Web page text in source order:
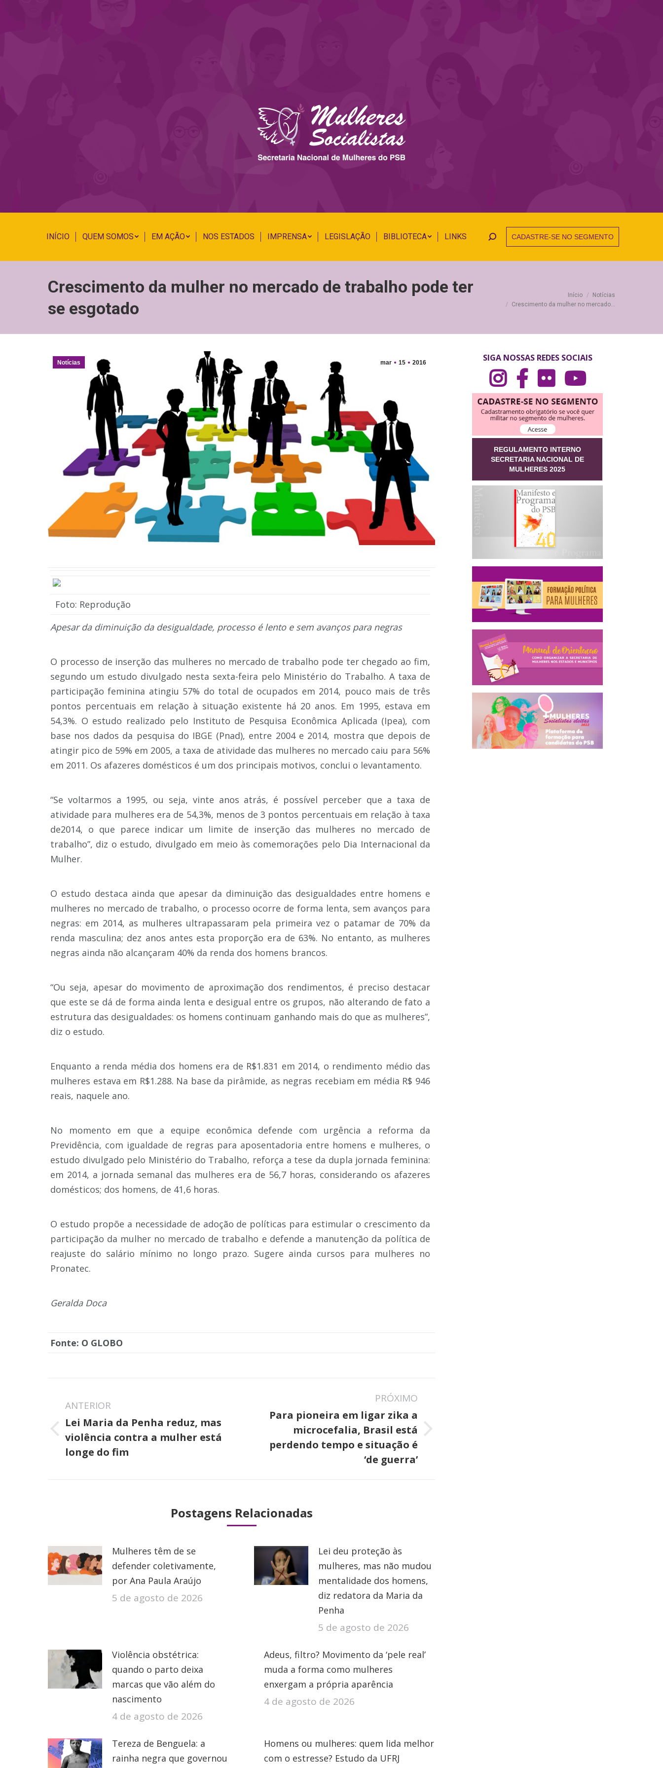
INÍCIO QUEM SOMOS EM AÇÃO NOS ESTADOS IMPRENSA LEGISLAÇÃO BIBLIOTECA LINKS Search:CADASTRE-SE NO SEGMENTO
Crescimento da mulher no mercado de trabalho pode ter
se esgotado
Início
Notícias
Crescimento da mulher no mercado…
mar 15 2016
Notícias
Foto: Reprodução
Apesar da diminuição da desigualdade, processo é lento e sem avanços para negras
O processo de inserção das mulheres no mercado de trabalho pode ter chegado ao fim,
segundo um estudo divulgado nesta sexta-feira pelo Ministério do Trabalho. A taxa de
participação feminina atingiu 57% do total de ocupados em 2014, pouco mais de três
pontos percentuais em relação à situação existente há 20 anos. Em 1995, estava em
54,3%. O estudo realizado pelo Instituto de Pesquisa Econômica Aplicada (Ipea), com
base nos dados da pesquisa do IBGE (Pnad), entre 2004 e 2014, mostra que depois de
atingir pico de 59% em 2005, a taxa de atividade das mulheres no mercado caiu para 56%
em 2011. Os afazeres domésticos é um dos principais motivos, conclui o levantamento.
“Se voltarmos a 1995, ou seja, vinte anos atrás, é possível perceber que a taxa de
atividade para mulheres era de 54,3%, menos de 3 pontos percentuais em relação à taxa
de2014, o que parece indicar um limite de inserção das mulheres no mercado de
trabalho”, diz o estudo, divulgado em meio às comemorações pelo Dia Internacional da
Mulher.
O estudo destaca ainda que apesar da diminuição das desigualdades entre homens e
mulheres no mercado de trabalho, o processo ocorre de forma lenta, sem avanços para
negras: em 2014, as mulheres ultrapassaram pela primeira vez o patamar de 70% da
renda masculina; dez anos antes esta proporção era de 63%. No entanto, as mulheres
negras ainda não alcançaram 40% da renda dos homens brancos.
“Ou seja, apesar do movimento de aproximação dos rendimentos, é preciso destacar
que este se dá de forma ainda lenta e desigual entre os grupos, não alterando de fato a
estrutura das desigualdades: os homens continuam ganhando mais do que as mulheres”,
diz o estudo.
Enquanto a renda média dos homens era de R$1.831 em 2014, o rendimento médio das
mulheres estava em R$1.288. Na base da pirâmide, as negras recebiam em média R$ 946
reais, naquele ano.
No momento em que a equipe econômica defende com urgência a reforma da
Previdência, com igualdade de regras para aposentadoria entre homens e mulheres, o
estudo divulgado pelo Ministério do Trabalho, reforça a tese da dupla jornada feminina:
em 2014, a jornada semanal das mulheres era de 56,7 horas, considerando os afazeres
domésticos; dos homens, de 41,6 horas.
O estudo propõe a necessidade de adoção de políticas para estimular o crescimento da
participação da mulher no mercado de trabalho e defende a manutenção da política de
reajuste do salário mínimo no longo prazo. Sugere ainda cursos para mulheres no
Pronatec.
Geralda Doca
Fonte: O GLOBO
de
post:
ANTERIOR
Post
anterior:
Lei Maria da Penha reduz, mas
violência contra a mulher está
longe do fim
PRÓXIMO
post:
Para pioneira em ligar zika a
microcefalia, Brasil está
perdendo tempo e situação é
‘de guerra’
Postagens Relacionadas
Mulheres têm de se
defender coletivamente,
por Ana Paula Araújo
5 de agosto de 2026
Lei deu proteção às
mulheres, mas não mudou
mentalidade dos homens,
diz redatora da Maria da
Penha
5 de agosto de 2026
Violência obstétrica:
quando o parto deixa
marcas que vão além do
nascimento
4 de agosto de 2026
Adeus, filtro? Movimento da ‘pele real’
muda a forma como mulheres
enxergam a própria aparência
4 de agosto de 2026
Tereza de Benguela: a
rainha negra que governou
Homens ou mulheres: quem lida melhor
com o estresse? Estudo da UFRJ
SIGA NOSSAS REDES SOCIAIS
REGULAMENTO INTERNO
SECRETARIA NACIONAL DE
MULHERES 2025